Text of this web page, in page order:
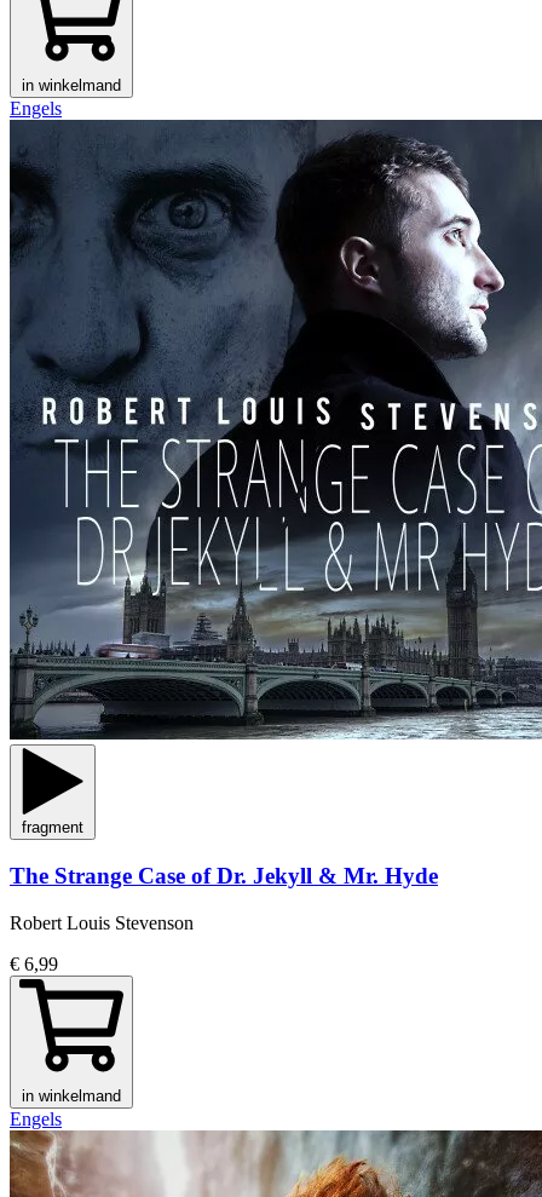
in winkelmand
Engels
fragment
The Strange Case of Dr. Jekyll & Mr. Hyde
Robert Louis Stevenson
€ 6,99
in winkelmand
Engels